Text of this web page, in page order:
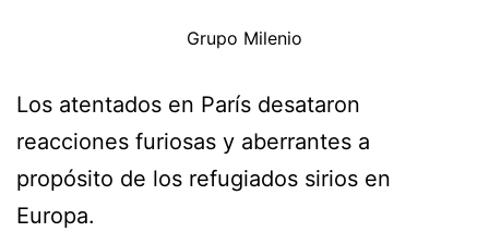
Grupo Milenio
Los atentados en París desataron
reacciones furiosas y aberrantes a
propósito de los refugiados sirios en
Europa.